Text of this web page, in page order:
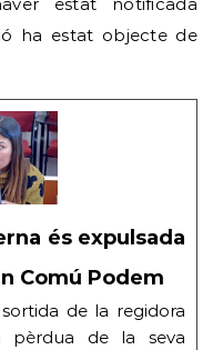
ha estat objecte de
és expulsada
Comú Podem
de la regidora
pèrdua de la seva